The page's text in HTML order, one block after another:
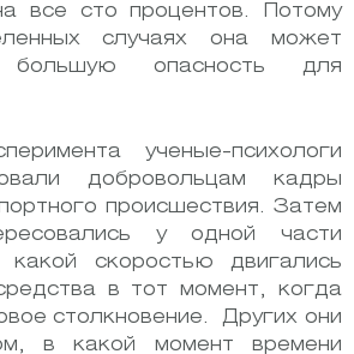
все сто процентов. Потому
случаях она может
большую опасность для
ученые-психологи
добровольцам кадры
происшествия. Затем
у одной части
скоростью двигались
в тот момент, когда
столкновение. Других они
в какой момент времени